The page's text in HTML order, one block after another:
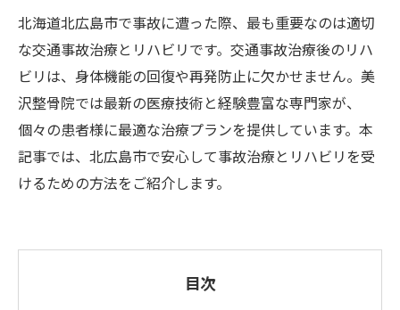
北海道北広島市で事故に遭った際、最も重要なのは適切
な交通事故治療とリハビリです。交通事故治療後のリハ
ビリは、身体機能の回復や再発防止に欠かせません。美
沢整骨院では最新の医療技術と経験豊富な専門家が、
個々の患者様に最適な治療プランを提供しています。本
記事では、北広島市で安心して事故治療とリハビリを受
けるための方法をご紹介します。
目次